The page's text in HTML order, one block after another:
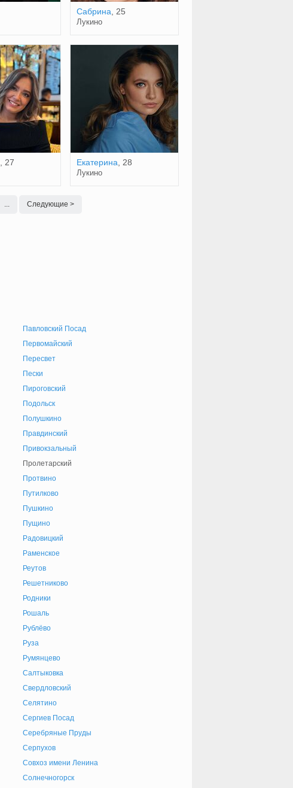
Сабрина , 25
Лукино
, 27 Екатерина , 28
Лукино
... Следующие >
Павловский Посад
Первомайский
Пересвет
Пески
Пироговский
Подольск
Полушкино
Правдинский
Привокзальный
Пролетарский
Протвино
Путилково
Пушкино
Пущино
Радовицкий
Раменское
Реутов
Решетниково
Родники
Рошаль
Рублёво
Руза
Румянцево
Салтыковка
Свердловский
Селятино
Сергиев Посад
Серебряные Пруды
Серпухов
Совхоз имени Ленина
Солнечногорск